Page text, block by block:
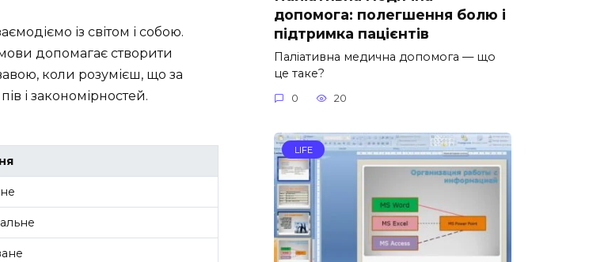
із світом і собою.
допомагає створити
коли розумієш, що за
і закономірностей.
допомога: полегшення болю і
підтримка пацієнтів
Паліативна медична допомога — що
це таке?
0 20
LIFE